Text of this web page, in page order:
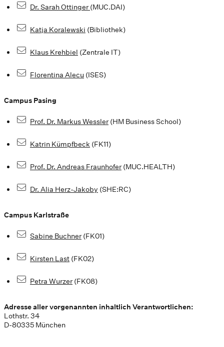
Dr. Sarah Ottinger(MUC.DAI)
Katja Koralewski (Bibliothek)
Klaus Krehbiel (Zentrale IT)
Florentina Alecu (ISES)
Campus Pasing
Prof. Dr. Markus Wessler(HM Business School)
Katrin Kümpfbeck (FK11)
Prof. Dr. Andreas Fraunhofer(MUC.HEALTH)
Dr. Alia Herz-Jakoby (SHE:RC)
Campus Karlstraße
Sabine Buchner(FK01)
Kirsten Last (FK02)
Petra Wurzer(FK08)
Adresse aller vorgenannten inhaltlich Verantwortlichen:
Lothstr. 34
D-80335 München